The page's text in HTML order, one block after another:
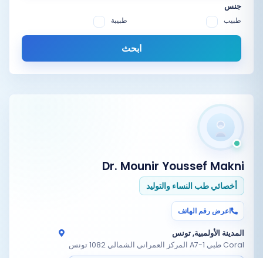
جنس
طبيب طبيبة
ابحث
Dr. Mounir Youssef Makni
أخصائي طب النساء والتوليد
اعرض رقم الهاتف
المدينة الأولمبية, تونس
Coral طبي A7-1 المركز العمراني الشمالي 1082 تونس